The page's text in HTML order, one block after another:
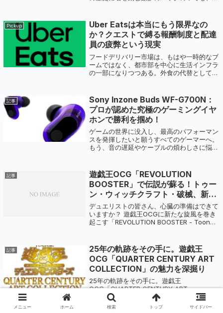
「CHAOS ORIGINS（カオスオリジン...
Pickup
Uber Eatsは本当にもう限界なの
か？クエストで縛る報酬制度と配達
員の疲弊という現実
フードデリバリー市場は、もはや一時的なブ
ームではなく、都市部を中心に生活インフラ
の一部になりつつある。外食の代替として、
なった。特別招待こちらのコード入力で13...
記事
Sony Inzone Buds WF-G700N：
プロが認めた究極のゲーミングイヤ
ホンで勝利を掴め！
ゲームの世界に没入し、最高のパフォーマン
スを発揮したいと願うすべてのゲーマーへ。
もう、音の遅延やケーブルの煩わしさに悩ま
レスイヤホン「Inzone Buds ...
記事
遊戯王OCG「REVOLUTION
BOOSTER」で伝説が蘇る！トゥー
ン・ウィッチクラフト・破械、新た
な戦略の幕開け！
デュエリストの皆さん、心臓の準備はできて
いますか？ 遊戯王OCGに新たな旋風を巻き
起こす「REVOLUTION BOOSTER - Toon・
記事
25年の軌跡をその手に。遊戯王
OCG「QUARTER CENTURY ART
COLLECTION」の魅力を深掘り
25年の軌跡をその手に。遊戯王
OCG「QUARTER CENTURY ART
COLLECTION」の魅力を深掘り カードゲー
ムの歴史に燦然と輝く「遊戯王OCG」。そ
メニュー ホーム 検索 トップ サイドバー